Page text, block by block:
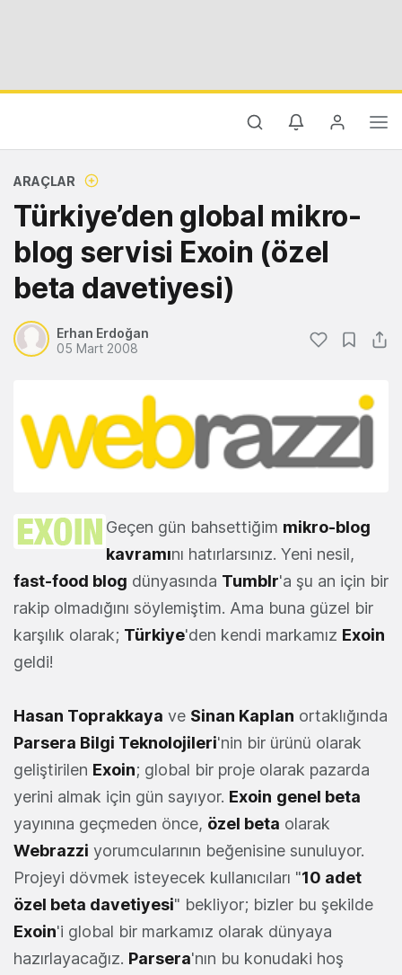
ARAÇLAR
Türkiye’den global mikro-
blog servisi Exoin (özel
beta davetiyesi)
Erhan Erdoğan
05 Mart 2008
Geçen gün bahsettiğim mikro-blog
kavramını hatırlarsınız. Yeni nesil,
fast-food blog dünyasında Tumblr'a şu an için bir
rakip olmadığını söylemiştim. Ama buna güzel bir
karşılık olarak; Türkiye'den kendi markamız Exoin
geldi!
Hasan Toprakkaya ve Sinan Kaplan ortaklığında
Parsera Bilgi Teknolojileri'nin bir ürünü olarak
geliştirilen Exoin; global bir proje olarak pazarda
yerini almak için gün sayıyor. Exoin genel beta
yayınına geçmeden önce, özel beta olarak
Webrazzi yorumcularının beğenisine sunuluyor.
Projeyi dövmek isteyecek kullanıcıları "10 adet
özel beta davetiyesi" bekliyor; bizler bu şekilde
Exoin'i global bir markamız olarak dünyaya
hazırlayacağız. Parsera'nın bu konudaki hoş